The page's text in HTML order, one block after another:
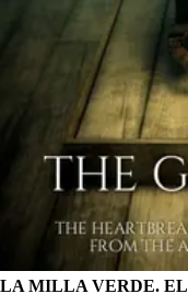
LA MILLA VERDE.